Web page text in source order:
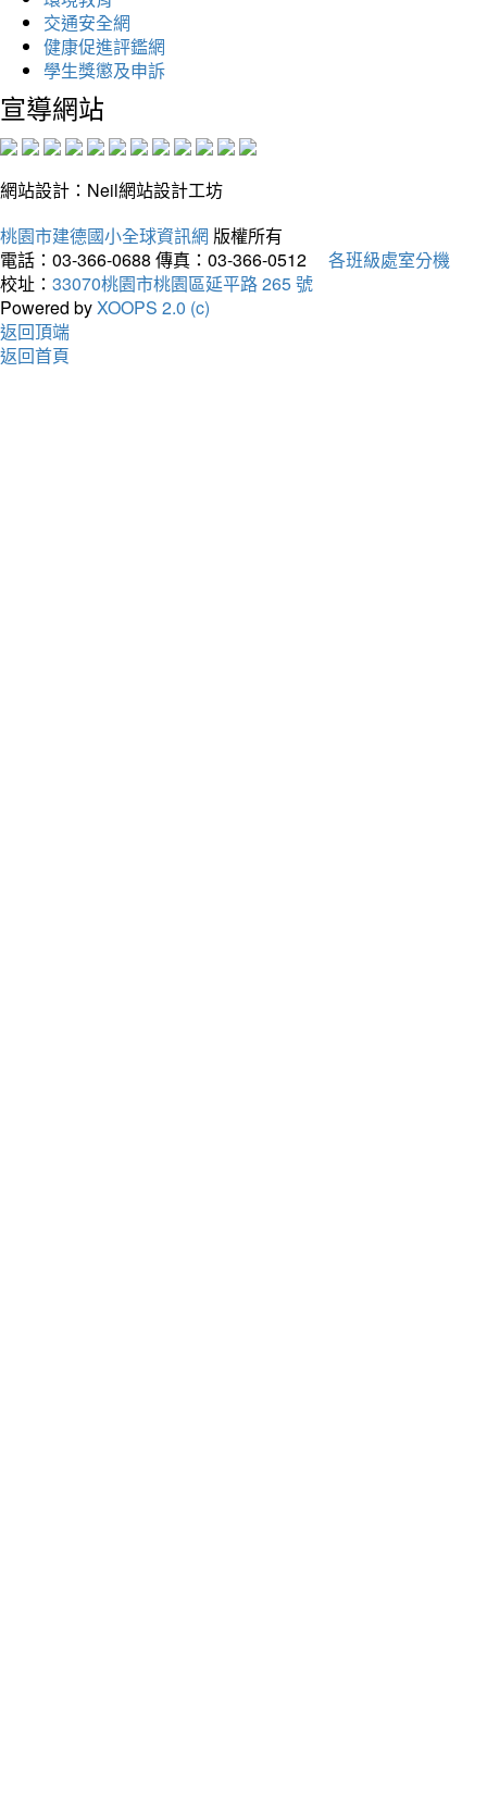
交通安全網
健康促進評鑑網
學生獎懲及申訴
宣導網站
網站設計：Neil網站設計工坊
桃園市建德國小全球資訊網 版權所有
電話：03-366-0688 傳真：03-366-0512
各班級處室分機
校址： 33070桃園市桃園區延平路 265 號
Powered byXOOPS 2.0 (c)
返回頂端
返回首頁